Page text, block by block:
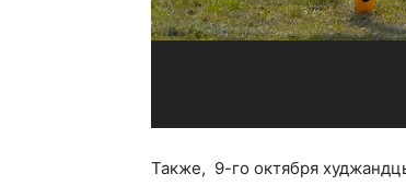
Также, 9-го октября